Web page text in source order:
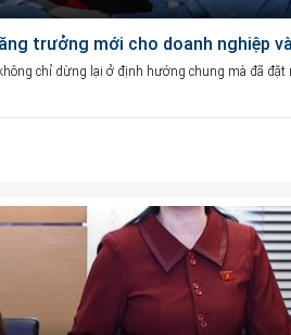
trưởng mới cho doanh nghiệp
chỉ dừng lại ở định hướng chung mà đã đặt